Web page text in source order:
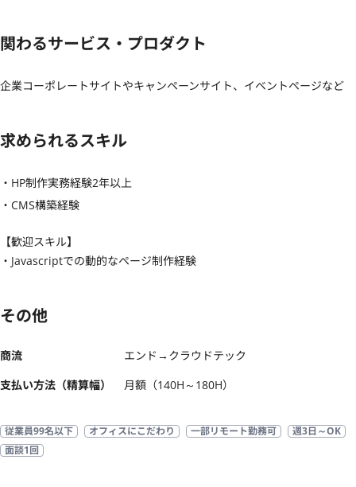
関わるサービス・プロダクト
企業コーポレートサイトやキャンペーンサイト、イベントページなど
求められるスキル
・HP制作実務経験2年以上
・CMS構築経験
【歓迎スキル】
・Javascriptでの動的なページ制作経験
その他
商流
エンド→クラウドテック
支払い方法（精算幅）
月額（140H～180H）
従業員99名以下 オフィスにこだわり 一部リモート勤務可
週3日～OK
面談1回